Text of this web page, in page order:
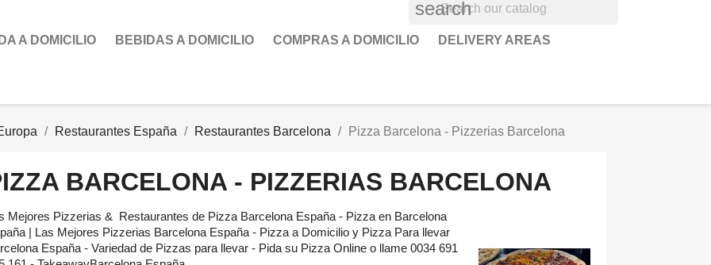
search
A DOMICILIO BEBIDAS A DOMICILIO COMPRAS A DOMICILIO DELIVERY AREAS
Restaurantes España Restaurantes Barcelona Pizza Barcelona - Pizzerias Barcelona
BARCELONA - PIZZERIAS BARCELONA
Mejores Pizzerias & Restaurantes de Pizza Barcelona España - Pizza en Barcelona
| Las Mejores Pizzerias Barcelona España - Pizza a Domicilio y Pizza Para llevar
España - Variedad de Pizzas para llevar - Pida su Pizza Online o llame 0034 691